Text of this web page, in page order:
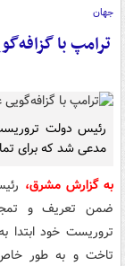
جهان
ترامپ با
رئیس دولت تروریست
مدعی شد که برای
به گزارش مشرق،
ضمن تعریف و
تروریست خود ابتدا
تاخت و به طور